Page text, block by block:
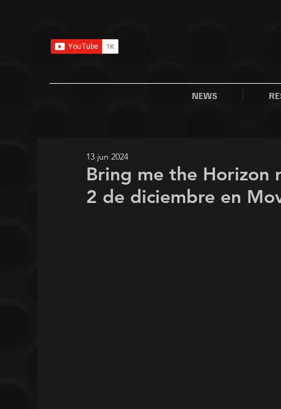
NEWS
Bring me the Horizon
2 de diciembre en
13 jun 2024